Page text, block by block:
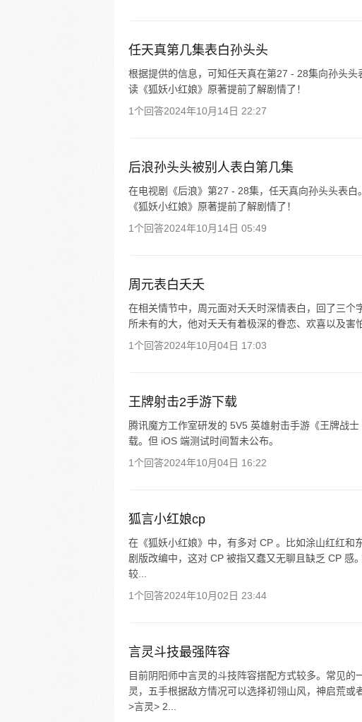
任天真第几集表白孙头头
根据提供的信息，可知任天真在第27 - 28集向孙头
读《狐妖小红娘》原著提前了解剧情了！
1个回答2024年10月14日 22:27
后浪孙头头被别人表白第几集
在电视剧《后浪》第27 - 28集，任天真向孙头头表
《狐妖小红娘》原著提前了解剧情了！
1个回答2024年10月14日 05:49
周元表白夭夭
在相关情节中，周元面对夭夭时深情表白，回了三个
所未有的大，他对夭夭有着极深的眷恋、欢喜以及害
1个回答2024年10月04日 17:03
王牌射击2手游下载
腾讯魔方工作室研发的 5V5 英雄射击手游《王牌战
载。但 iOS 端测试时间暂未公布。
1个回答2024年10月04日 16:22
狐言小红娘cp
在《狐妖小红娘》中，有多对 CP 。比如涂山红红
剧版改编中，这对 CP 被指又蠢又无聊且缺乏 CP 感
较...
1个回答2024年10月02日 23:44
言灵斗技最强阵容
目前阴阳师中言灵的斗技阵容搭配方式较多。常见
灵，五手根据敌方情况可以选择初翎山风，神启荒
>言灵> 2...